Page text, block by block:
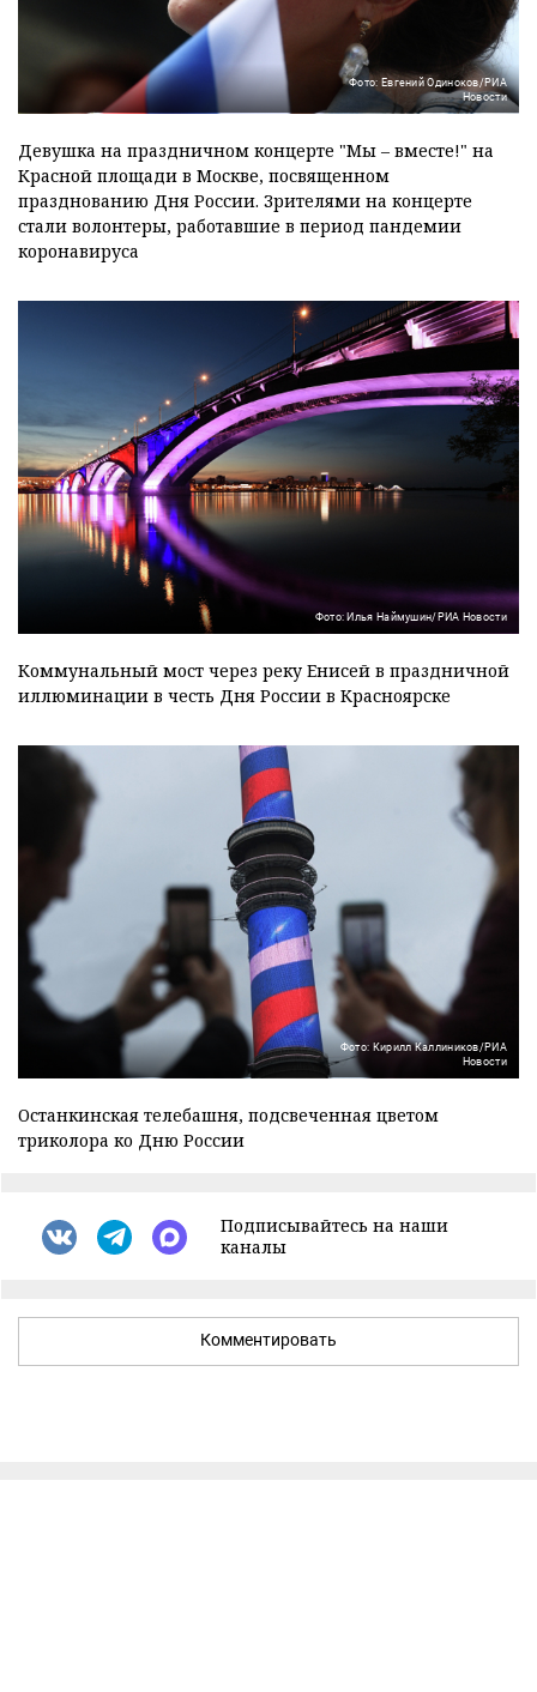
Фото: Евгений Одиноков/РИА
Новости
Девушка на праздничном концерте "Мы – вместе!" на
Красной площади в Москве, посвященном
празднованию Дня России. Зрителями на концерте
стали волонтеры, работавшие в период пандемии
коронавируса
Фото: Илья Наймушин/РИА Новости
Коммунальный мост через реку Енисей в праздничной
иллюминации в честь Дня России в Красноярске
Фото: Кирилл Каллиников/РИА
Новости
Останкинская телебашня, подсвеченная цветом
триколора ко Дню России
Подписывайтесь на наши
каналы
Комментировать